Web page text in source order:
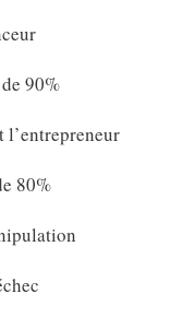
90%
l’entrepreneur
80%